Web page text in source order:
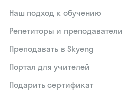
Наш подход к обучению
Репетиторы и преподаватели
Преподавать в Skyeng
Портал для учителей
Подарить сертификат